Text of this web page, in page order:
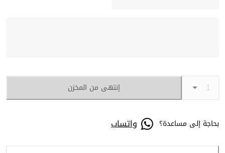
إنتهى من المخزن
بحاجة إلى مساعدة؟ واتساب